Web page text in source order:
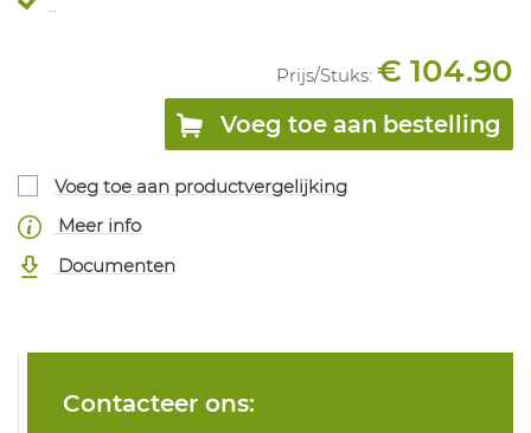
...
Prijs/Stuks: € 104.90
Voeg toe aan bestelling
Voeg toe aan productvergelijking
Meer info
Documenten
Contacteer ons: